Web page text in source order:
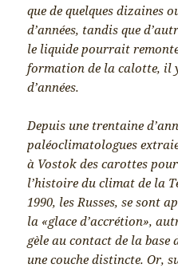
que de quelques dizaines
d’années, tandis que
le liquide pourrait
formation de la calotte, il
d’années.
Depuis une trentaine
paléoclimatologues
à Vostok des carottes
l’histoire du climat de la
1990, les Russes, se sont
la «glace d’accrétion»,
gèle au contact de la
une couche distincte. Or,